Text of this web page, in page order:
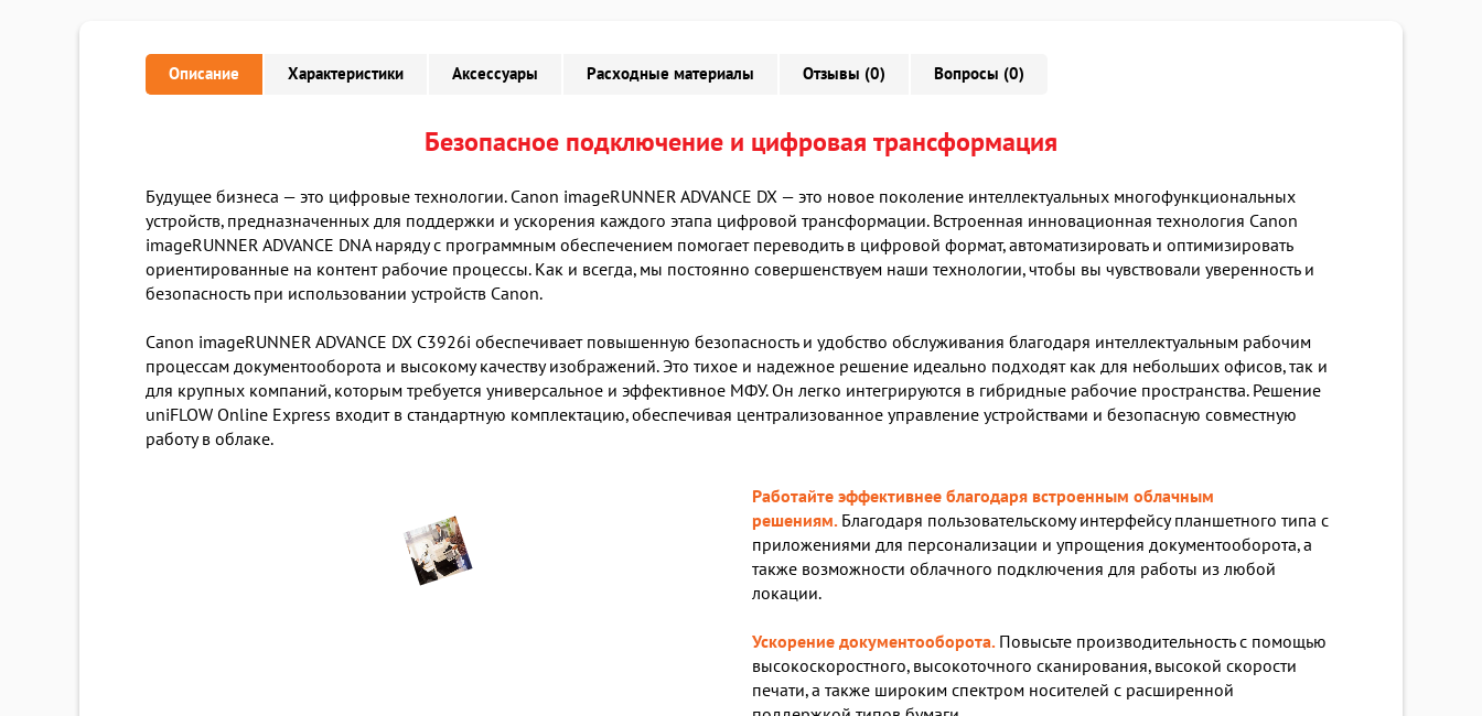
Описание Характеристики Аксессуары Расходные материалы Отзывы (0) Вопросы (0)
Безопасное подключение и цифровая трансформация
Будущее бизнеса — это цифровые технологии. Canon imageRUNNER ADVANCE DX — это новое поколение интеллектуальных многофункциональных
устройств, предназначенных для поддержки и ускорения каждого этапа цифровой трансформации. Встроенная инновационная технология Canon
imageRUNNER ADVANCE DNA наряду с программным обеспечением помогает переводить в цифровой формат, автоматизировать и оптимизировать
ориентированные на контент рабочие процессы. Как и всегда, мы постоянно совершенствуем наши технологии, чтобы вы чувствовали уверенность и
безопасность при использовании устройств Canon.
Canon imageRUNNER ADVANCE DX C3926i обеспечивает повышенную безопасность и удобство обслуживания благодаря интеллектуальным рабочим
процессам документооборота и высокому качеству изображений. Это тихое и надежное решение идеально подходят как для небольших офисов, так и
для крупных компаний, которым требуется универсальное и эффективное МФУ. Он легко интегрируются в гибридные рабочие пространства. Решение
uniFLOW Online Express входит в стандартную комплектацию, обеспечивая централизованное управление устройствами и безопасную совместную
работу в облаке.
Работайте эффективнее благодаря встроенным облачным
решениям. Благодаря пользовательскому интерфейсу планшетного типа с
приложениями для персонализации и упрощения документооборота, а
также возможности облачного подключения для работы из любой
локации.
Ускорение документооборота. Повысьте производительность с помощью
высокоскоростного, высокоточного сканирования, высокой скорости
печати, а также широким спектром носителей с расширенной